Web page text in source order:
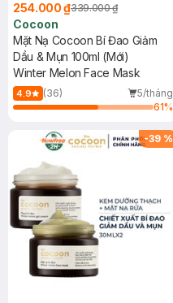
254.000 ₫339.000 ₫
Cocoon
Mặt Nạ Cocoon Bí Đao Giảm
Dầu & Mụn 100ml (Mới)
Winter Melon Face Mask
4.9 (36)
5/tháng
61%
-39 %